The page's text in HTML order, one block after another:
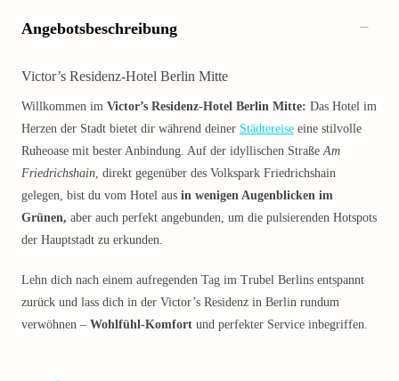
Angebotsbeschreibung
Victor’s Residenz-Hotel Berlin Mitte
Willkommen im Victor’s Residenz-Hotel Berlin Mitte: Das Hotel im
Herzen der Stadt bietet dir während deiner Städtereise eine stilvolle
Ruheoase mit bester Anbindung. Auf der idyllischen StraßeAm
Friedrichshain, direkt gegenüber des Volkspark Friedrichshain
gelegen, bist du vom Hotel aus in wenigen Augenblicken im
Grünen, aber auch perfekt angebunden, um die pulsierenden Hotspots
der Hauptstadt zu erkunden.
Lehn dich nach einem aufregenden Tag im Trubel Berlins entspannt
zurück und lass dich in der Victor’s Residenz in Berlin rundum
verwöhnen – Wohlfühl-Komfort und perfekter Service inbegriffen.